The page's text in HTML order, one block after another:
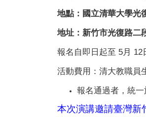
地點：國立清華大學光
地址：新竹市光復路二
報名自即日起至 5月 12
活動費用：清大教職員
報名通過者，統
本次演講邀請臺灣新